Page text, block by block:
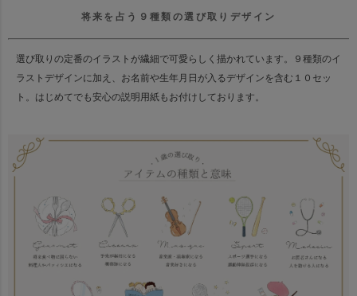
将来を占う９種類の選び取りデザイン
選び取りの定番のイラストが繊細で可愛らしく描かれています。
９種類のイ
ラストデザインに加え、お名前や生年月日が入るデザインを含む１０セッ
ト。 はじめてでも安心の説明用紙もお付けしております。